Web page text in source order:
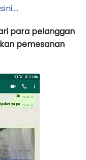
para pelanggan
pemesanan